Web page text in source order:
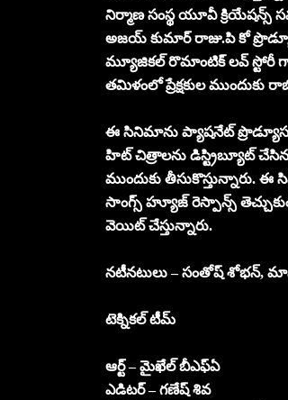
నిర్మాణ సంస్థ యూవీ క్రియేషన్స్
అజయ్ కుమార్ రాజు.పి కో
మ్యూజికల్ రొమాంటిక్ లవ్ స్టోరీ గా
తమిళంలో ప్రేక్షకుల ముందుకు
ఈ సినిమాను ప్యాషనేట్
హిట్ చిత్రాలను డిస్ట్రిబ్యూట్
ముందుకు తీసుకొస్తున్నారు.
సాంగ్స్ హ్యూజ్ రెస్పాన్స్
వెయిట్ చేస్తున్నారు.
నటీనటులు – సంతోష్ శోభన్,
టెక్నికల్ టీమ్
ఆర్ట్ – మైఖేల్ బీఎఫ్ఏ
ఎడిటర్ – గణేష్ శివ